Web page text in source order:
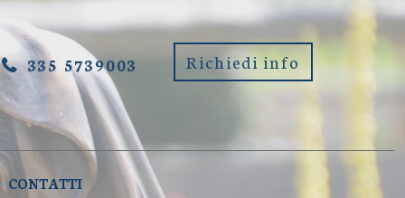
(FOGGIA)
Richiedi info
335 5739003
CONTATTI